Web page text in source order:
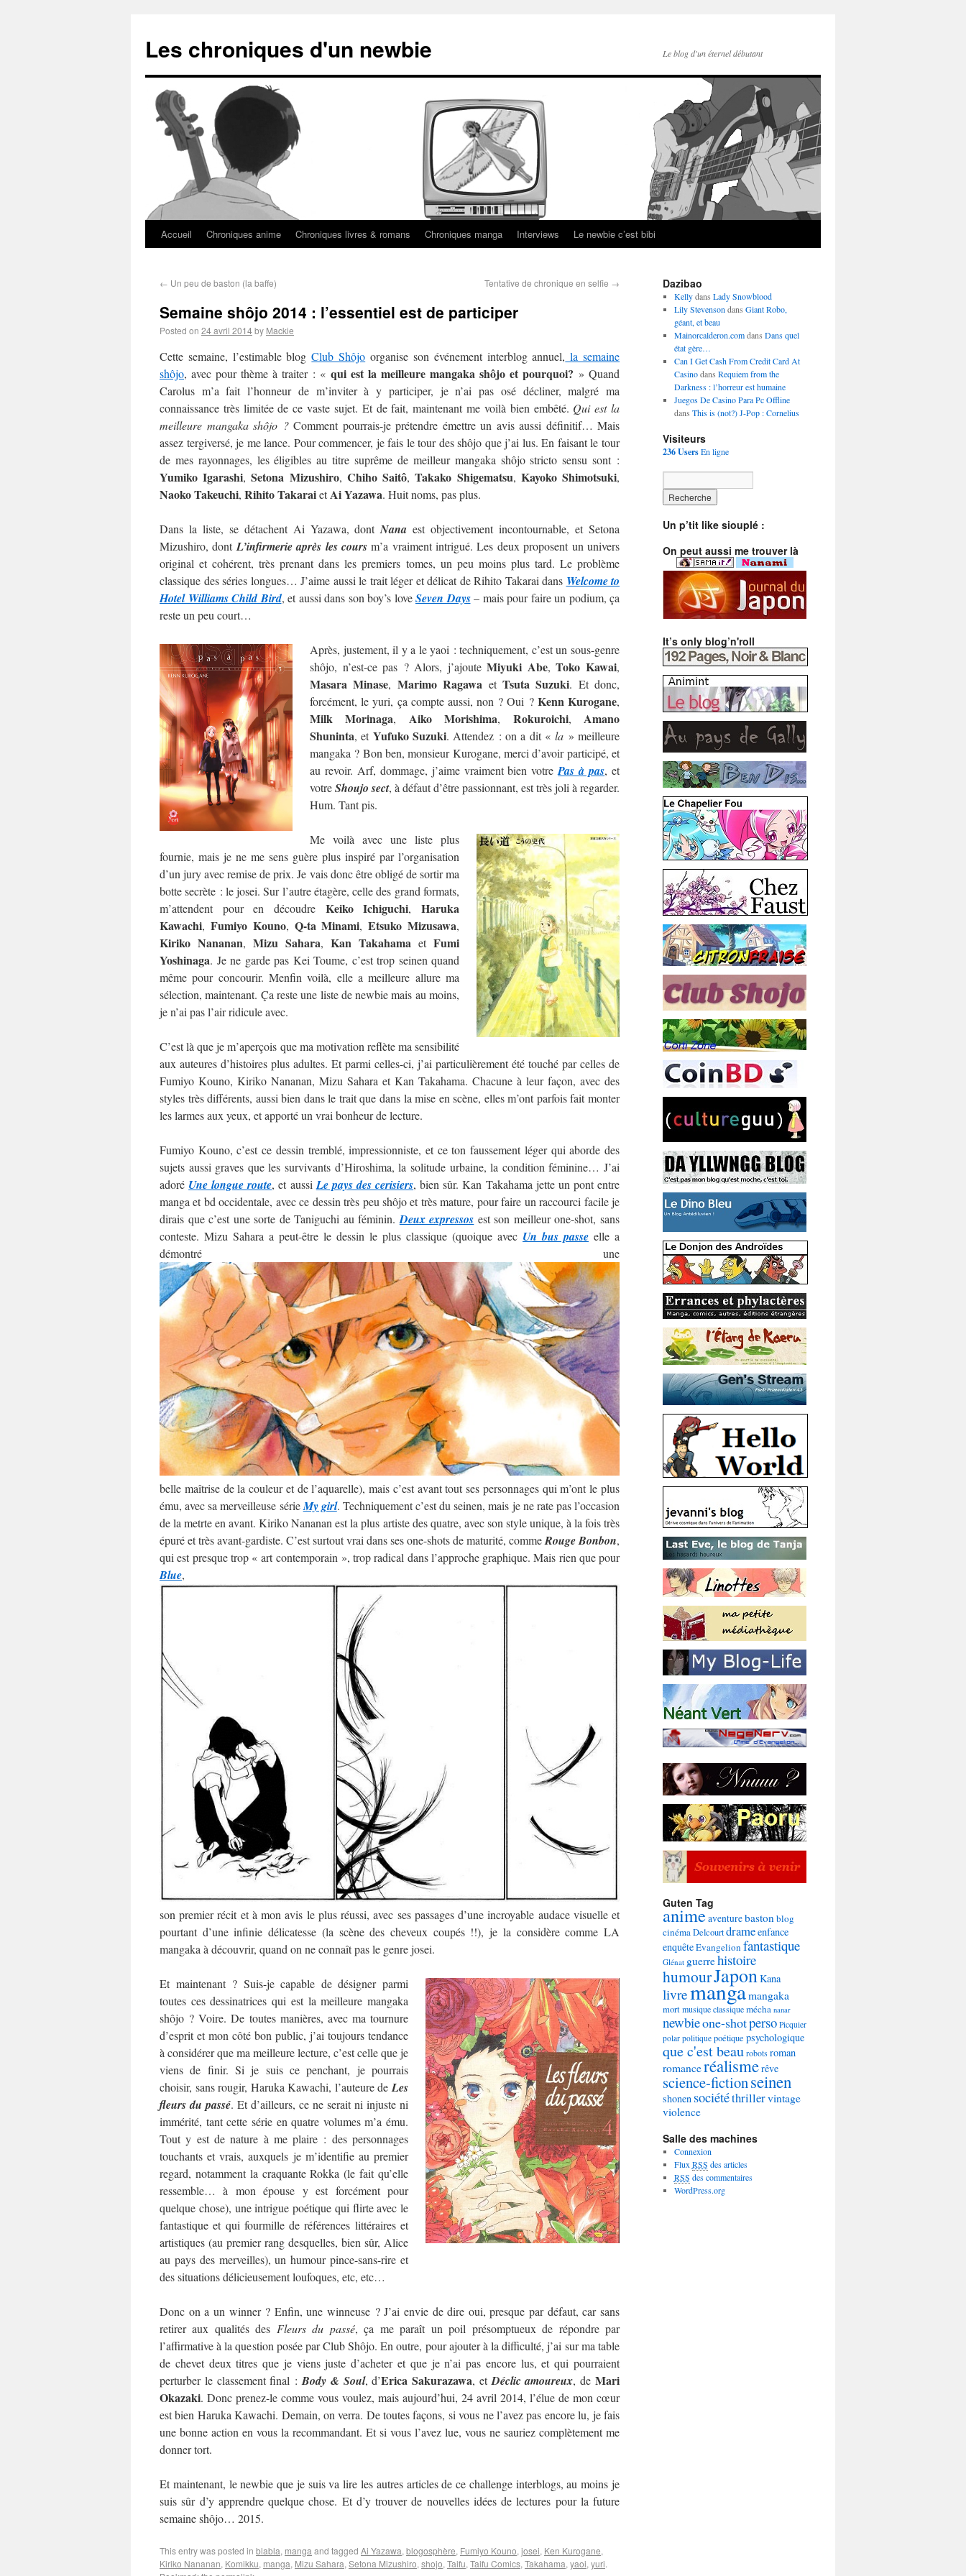
Les chroniques d'un newbie Le blog d'un éternel débutant
Accueil Chroniques anime Chroniques livres & romans Chroniques manga Interviews Le newbie c’est bibi
← Un peu de baston (la baffe) Tentative de chronique en selfie →
Semaine shôjo 2014 : l’essentiel est de participer
Posted on 24 avril 2014by Mackie
Cette semaine, l’estimable blogClub Shôjo organise son événement interblog annuel, la semaine
shôjo, avec pour thème à traiter : « qui est la meilleure mangaka shôjo et pourquoi? » Quand
Carolus m’a fait l’honneur de m’inviter à y participer, je n’ai pas osé décliner, malgré ma
connaissance très limitée de ce vaste sujet. Et de fait, maintenant me voilà bien embêté. Qui est la
meilleure mangaka shôjo ?Comment pourrais-je prétendre émettre un avis aussi définitif… Mais
assez tergiversé, je me lance. Pour commencer, je fais le tour des shôjo que j’ai lus. En faisant le tour
de mes rayonnages, les éligibles au titre suprême de meilleur mangaka shôjo stricto sensu sont :
Yumiko Igarashi,Setona Mizushiro, Chiho Saitô,Takako Shigematsu, Kayoko Shimotsuki,
NaokoTakeuchi, Rihito TakaraietAiYazawa. Huit noms, pas plus.
Dans la liste, se détachent Ai Yazawa, dontNana est objectivement incontournable, et Setona
Mizushiro, dont L’infirmerie après les coursm’a vraiment intrigué. Les deux proposent un univers
original et cohérent, très prenant dans les premiers tomes, un peu moins plus tard. Le problème
classique des séries longues… J’aime aussi le trait léger et délicat de Rihito Takarai dans Welcome to
Hotel Williams Child Bird, et aussi dans son boy’s loveSeven Days– mais pour faire un podium, ça
reste un peu court…
Après, justement, il y a le yaoi : techniquement, c’est un sous-genre
shôjo, n’est-ce pas ? Alors, j’ajouteMiyuki Abe,Toko Kawai,
Masara Minase, Marimo Ragawa et Tsuta Suzuki. Et donc,
forcément, le yuri, ça compte aussi, non ? Oui ? Kenn Kurogane,
Milk Morinaga, Aiko Morishima, Rokuroichi, Amano
Shuninta, et Yufuko Suzuki. Attendez : on a dit «la » meilleure
mangaka ? Bon ben, monsieur Kurogane, merci d’avoir participé, et
au revoir. Arf, dommage, j’aime vraiment bien votrePas à pas, et
votreShoujo sect, à défaut d’être passionnant, est très joli à regarder.
Hum. Tant pis.
Me voilà avec une liste plus
fournie, mais je ne me sens guère plus inspiré par l’organisation
d’un jury avec remise de prix. Je vais donc être obligé de sortir ma
botte secrète : le josei. Sur l’autre étagère, celle des grand formats,
m’attendent pour en découdre Keiko Ichiguchi,Haruka
Kawachi, Fumiyo Kouno, Q-ta Minami,Etsuko Mizusawa,
Kiriko Nananan, Mizu Sahara, Kan Takahama et Fumi
Yoshinaga. Je ne garde pas Kei Toume, c’est trop seinen quand
même pour concourir. Menfin voilà, elle a meilleure allure ma
sélection, maintenant. Ça reste une liste de newbie mais au moins,
je n’ai pas l’air ridicule avec.
C’est là que je m’aperçois que ma motivation reflète ma sensibilité
aux auteures d’histoires plus adultes. Et parmi celles-ci, j’ai particulièrement été touché par celles de
Fumiyo Kouno, Kiriko Nananan, Mizu Sahara et Kan Takahama. Chacune à leur façon, avec des
styles très différents, aussi bien dans le trait que dans la mise en scène, elles m’ont parfois fait monter
les larmes aux yeux, et apporté un vrai bonheur de lecture.
Fumiyo Kouno, c’est ce dessin tremblé, impressionniste, et ce ton faussement léger qui aborde des
sujets aussi graves que les survivants d’Hiroshima, la solitude urbaine, la condition féminine… J’ai
adoré Une longue route, et aussi Le pays des cerisiers, bien sûr. Kan Takahama jette un pont entre
manga et bd occidentale, avec ce dessin très peu shôjo et très mature, pour faire un raccourci facile je
dirais que c’est une sorte de Taniguchi au féminin. Deux expressos est son meilleur one-shot, sans
conteste. Mizu Sahara a peut-être le dessin le plus classique (quoique avec Un bus passe elle a
démontré une
belle maîtrise de la couleur et de l’aquarelle), mais c’est avant tout ses personnages qui m’ont le plus
ému, avec sa merveilleuse sérieMy girl. Techniquement c’est du seinen, mais je ne rate pas l’occasion
de la metrte en avant. Kiriko Nananan est la plus artiste des quatre, avec son style unique, à la fois très
épuré et très avant-gardiste. C’est surtout vrai dans ses one-shots de maturité, commeRouge Bonbon,
qui est presque trop « art contemporain », trop radical dans l’approche graphique. Mais rien que pour
Blue,
son premier récit et à mon avis le plus réussi, avec ses passages d’une incroyable audace visuelle et
pourtant d’une infinie délicatesse (la scène des cheveux coupés !!), je la considère comme LA
mangaka à découvrir, quand on ne connaît pas le genre josei.
Et maintenant ? Suis-je capable de désigner parmi
toutes ces dessinatrices qui est la meilleure mangaka
shôjo ? Voire. De toutes manières, avec ma tournure
d’esprit et mon côté bon public, j’ai toujours tendance
à considérer que ma meilleure lecture, c’est celle que je
viens de finir. Si je suis ce penchant, je pourrais
choisir, sans rougir, Haruka Kawachi, l’auteure deLes
fleurs du passé. Et d’ailleurs, ce ne serait ni injuste ni
immérité, tant cette série en quatre volumes m’a ému.
Tout y est de nature à me plaire : des personnages
touchants et vrais, auxquels je m’identifie au premier
regard, notamment la craquante Rokka (le fait qu’elle
ressemble… à mon épouse y est forcément pour
quelque chose), une intrigue poétique qui flirte avec le
fantastique et qui fourmille de références littéraires et
artistiques (au premier rang desquelles, bien sûr, Alice
au pays des merveilles), un humour pince-sans-rire et
des situations délicieusement loufoques, etc, etc…
Donc on a un winner ? Enfin, une winneuse ? J’ai envie de dire oui, presque par défaut, car sans
retirer aux qualités des Fleurs du passé, ça me paraît un poil présomptueux de répondre par
l’affirmative à la question posée par Club Shôjo. En outre, pour ajouter à la difficulté, j’ai sur ma table
de chevet deux titres que je viens juste d’acheter et que je n’ai pas encore lus, et qui pourraient
perturber le classement final :Body & Soul, d’Erica Sakurazawa, etDéclic amoureux, deMari
Okazaki. Donc prenez-le comme vous voulez, mais aujourd’hui, 24 avril 2014, l’élue de mon cœur
est bien Haruka Kawachi. Demain, on verra. De toutes façons, si vous ne l’avez pas encore lu, je fais
une bonne action en vous la recommandant. Et si vous l’avez lue, vous ne sauriez complètement me
donner tort.
Et maintenant, le newbie que je suis va lire les autres articles de ce challenge interblogs, au moins je
suis sûr d’y apprendre quelque chose. Et d’y trouver de nouvelles idées de lectures pour la future
semaine shôjo… 2015.
This entry was posted in blabla, manga and tagged Ai Yazawa, blogosphère, Fumiyo Kouno, josei, Ken Kurogane,
Kiriko Nananan, Komikku, manga, Mizu Sahara, Setona Mizushiro, shojo, Taifu, Taifu Comics, Takahama, yaoi, yuri.
Dazibao
Kellydans Lady Snowblood
Lily Stevenson dans Giant Robo,
géant, et beau
Mainorcalderon.comdans Dans quel
état gère…
Can I Get Cash From Credit Card At
Casinodans Requiem from the
Darkness : l’horreur est humaine
Juegos De Casino Para Pc Offline
dans This is (not?) J-Pop : Cornelius
Visiteurs
236 UsersEn ligne
Un p’tit like siouplé :
On peut aussi me trouver là
It’s only blog’n'roll
Guten Tag
animeaventurebaston blog
cinémaDelcourtdrameenfance
enquêteEvangelion fantastique
Glénat guerrehistoire
humourJapon Kana
livremangamangaka
mortmusique classiquemécha nanar
newbieone-shotperso Picquier
polar politique poétique psychologique
que c'est beaurobotsroman
romanceréalismerêve
science-fictionseinen
shonen sociététhrillervintage
violence
Salle des machines
Connexion
Flux RSS des articles
RSS des commentaires
WordPress.org